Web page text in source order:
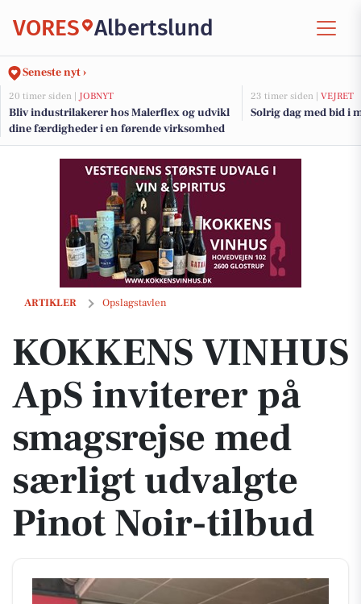
VORES Albertslund
Seneste nyt ›
20 timer siden | JOBNYT
Bliv industrilakerer hos Malerflex og udvikl
dine færdigheder i en førende virksomhed
23 timer siden | VEJRET
Solrig dag med bid i
ARTIKLER Opslagstavlen
KOKKENS VINHUS ApS inviterer på smagsrejse med særligt
KOKKENS VINHUS
ApS inviterer på
smagsrejse med
særligt udvalgte
Pinot Noir-tilbud